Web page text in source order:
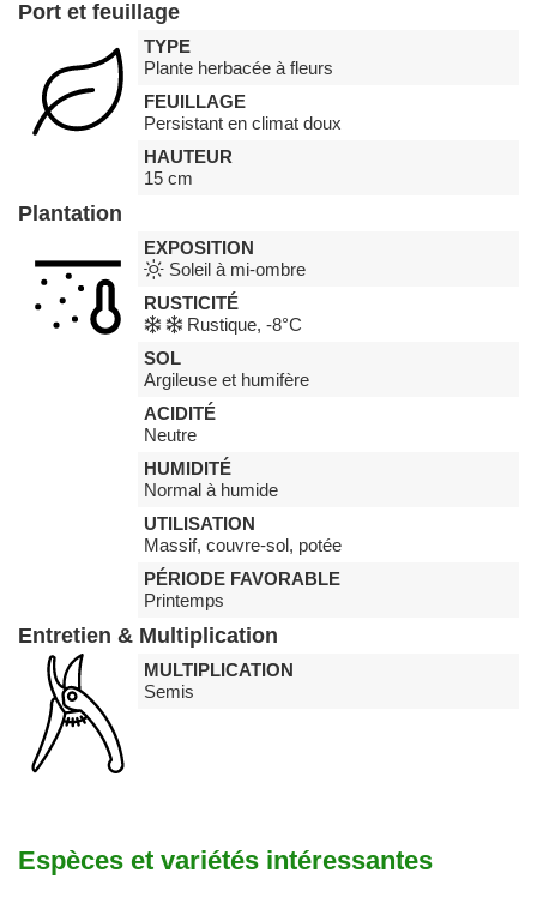
Port et feuillage
TYPE
Plante herbacée à fleurs
FEUILLAGE
Persistant en climat doux
HAUTEUR
15 cm
Plantation
EXPOSITION
Soleil à mi-ombre
RUSTICITÉ
Rustique, -8°C
SOL
Argileuse et humifère
ACIDITÉ
Neutre
HUMIDITÉ
Normal à humide
UTILISATION
Massif, couvre-sol, potée
PÉRIODE FAVORABLE
Printemps
Entretien & Multiplication
MULTIPLICATION
Semis
Espèces et variétés intéressantes